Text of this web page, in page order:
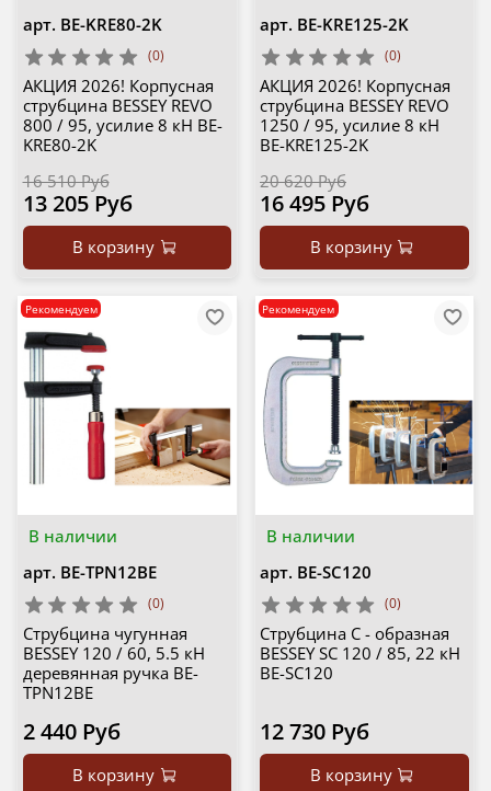
арт. BE-KRE80-2K
(0)
АКЦИЯ 2026! Корпусная
струбцина BESSEY REVO
800 / 95, усилие 8 кН BE-
KRE80-2K
16 510 Руб
13 205 Руб
В корзину
арт. BE-KRE125-2K
(0)
АКЦИЯ 2026! Корпусная
струбцина BESSEY REVO
1250 / 95, усилие 8 кН
BE-KRE125-2K
20 620 Руб
16 495 Руб
В корзину
В наличии
Рекомендуем
арт. BE-TPN12BE
(0)
Струбцина чугунная
BESSEY 120 / 60, 5.5 кН
деревянная ручка BE-
TPN12BE
2 440 Руб
В корзину
В наличии
Рекомендуем
арт. BE-SC120
(0)
Струбцина C - образная
BESSEY SC 120 / 85, 22 кН
BE-SC120
12 730 Руб
В корзину